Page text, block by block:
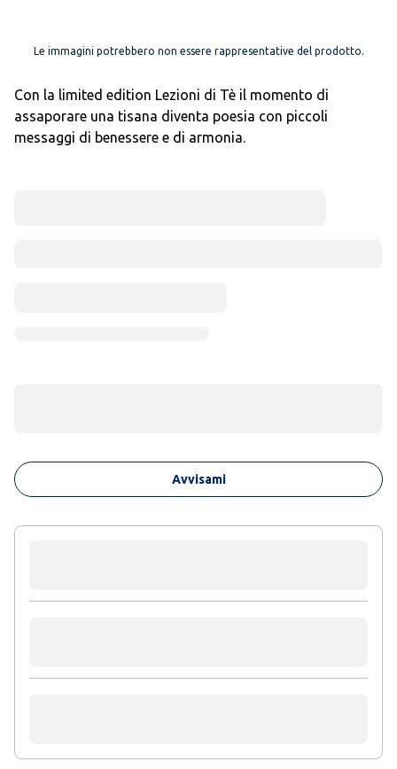
Le immagini potrebbero non essere rappresentative del prodotto.
Con la limited edition Lezioni di Tè il momento di
assaporare una tisana diventa poesia con piccoli
messaggi di benessere e di armonia.
Avvisami